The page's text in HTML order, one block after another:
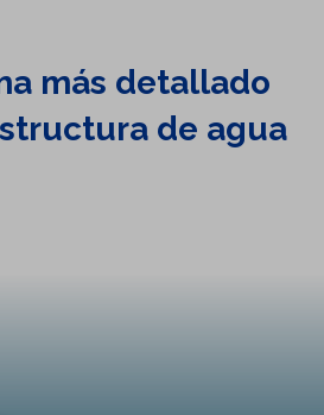
más detallado
de agua